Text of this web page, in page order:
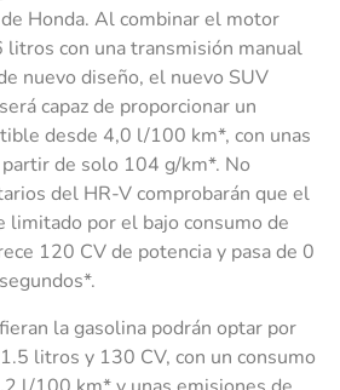
Honda. Al combinar el motor
litros con una transmisión manual
nuevo diseño, el nuevo SUV
capaz de proporcionar un
desde 4,0 l/100 km*, con unas
de solo 104 g/km*. No
del HR-V comprobarán que el
limitado por el bajo consumo de
120 CV de potencia y pasa de 0
la gasolina podrán optar por
litros y 130 CV, con un consumo